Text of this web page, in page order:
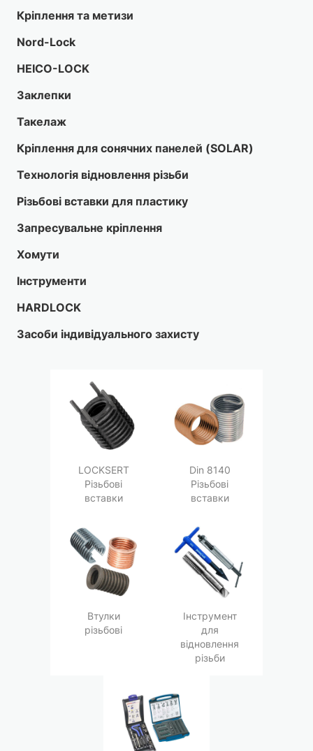
LOCKSERT
Різьбові
вставки
Din 8140
Різьбові
вставки
Втулки
різьбові
Інструмент
для
відновлення
різьби
Кріплення та метизи
Nord-Lock
HEICO-LOCK
Заклепки
Такелаж
Кріплення для сонячних панелей (SOLAR)
Технологія відновлення різьби
Різьбові вставки для пластику
Запресувальне кріплення
Хомути
Інструменти
HARDLOCK
Засоби індивідуального захисту